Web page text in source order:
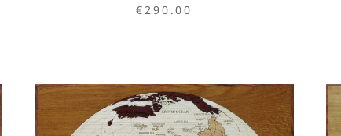
€ 290.00